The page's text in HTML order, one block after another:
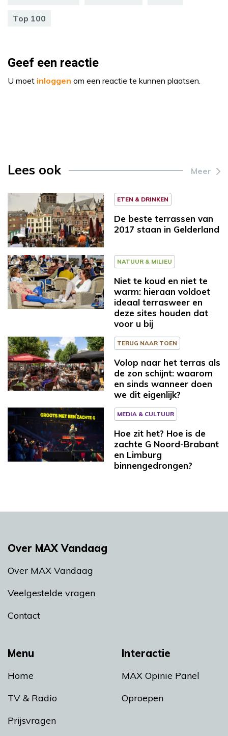
Top 100
Geef een reactie
U moet inloggen om een reactie te kunnen plaatsen.
Lees ook Meer
ETEN & DRINKEN
De beste terrassen van
2017 staan in Gelderland
NATUUR & MILIEU
Niet te koud en niet te
warm: hieraan voldoet
ideaal terrasweer en
deze sites houden dat
voor u bij
TERUG NAAR TOEN
Volop naar het terras als
de zon schijnt: waarom
en sinds wanneer doen
we dit eigenlijk?
MEDIA & CULTUUR
Hoe zit het? Hoe is de
zachte G Noord-Brabant
en Limburg
binnengedrongen?
Menu
Home
TV & Radio
Prijsvragen
Interactie
MAX Opinie Panel
Oproepen
Over MAX Vandaag
Over MAX Vandaag
Veelgestelde vragen
Contact